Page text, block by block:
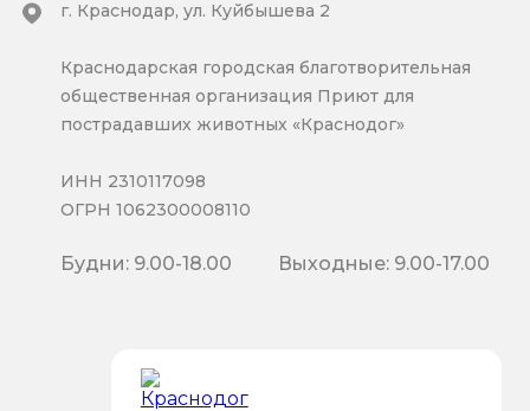
г. Краснодар, ул. Куйбышева 2
Краснодарская городская благотворительная
общественная организация Приют для
пострадавших животных «Краснодог»
ИНН 2310117098
ОГРН 1062300008110
Будни: 9.00-18.00 Выходные: 9.00-17.00